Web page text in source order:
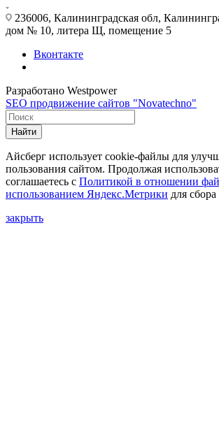
236006, Калининградская обл,
дом № 10, литера Щ, помещение 5
Вконтакте
Разработано Westpower
SEO продвижение сайтов "Novatechno"
Найти
Айсберг использует cookie-файлы для
пользования сайтом. Продолжая
соглашаетесь с Политикой в отношении
использованием Яндекс.Метрики для
закрыть